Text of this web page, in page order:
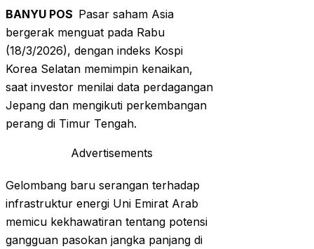
BANYU POS Pasar saham Asia
bergerak menguat pada Rabu
(18/3/2026), dengan indeks Kospi
Korea Selatan memimpin kenaikan,
saat investor menilai data perdagangan
Jepang dan mengikuti perkembangan
perang di Timur Tengah.
Advertisements
Gelombang baru serangan terhadap
infrastruktur energi Uni Emirat Arab
memicu kekhawatiran tentang potensi
gangguan pasokan jangka panjang di